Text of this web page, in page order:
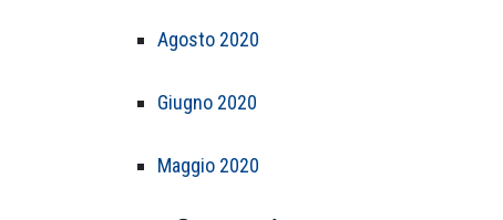
Agosto 2020
Giugno 2020
Maggio 2020